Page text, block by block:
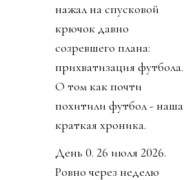
нажал на спусковой
крючок давно
созревшего плана:
прихватизация футбола.
О том как почти
похитили футбол - наша
краткая хроника.
День 0. 26 июля 2026.
Ровно через неделю